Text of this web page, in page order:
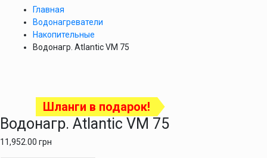
Главная
Водонагреватели
Накопительные
Водонагр. Atlantic VM 75
Шланги в подарок!
Водонагр. Atlantic VM 75
11,952.00 грн